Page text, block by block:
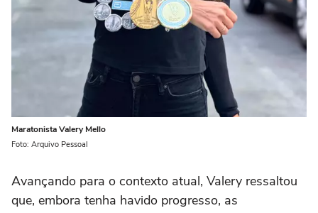
Maratonista Valery Mello
Foto: Arquivo Pessoal
Avançando para o contexto atual, Valery ressaltou
que, embora tenha havido progresso, as